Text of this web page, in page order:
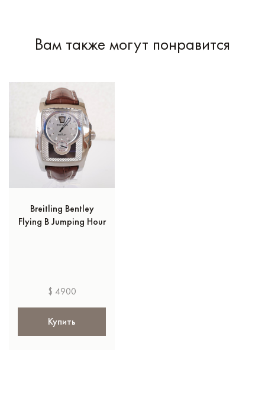
Вам также могут понравится
Breitling Bentley
Flying B Jumping Hour
$ 4900
Купить